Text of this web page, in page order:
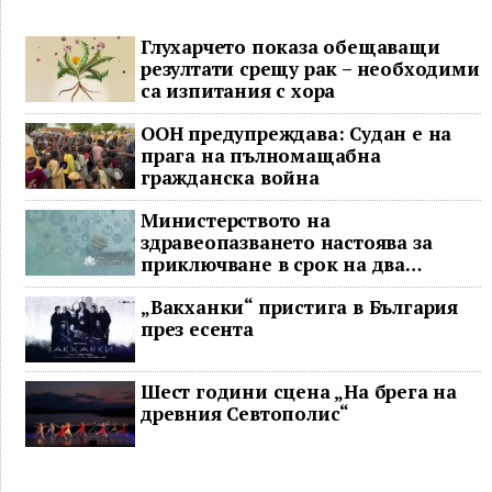
Глухарчето показа обещаващи
резултати срещу рак – необходими
са изпитания с хора
ООН предупреждава: Судан е на
прага на пълномащабна
гражданска война
Министерството на
здравеопазването настоява за
приключване в срок на два
ключови строителни проекта
„Вакханки“ пристига в България
през есента
Шест години сцена „На брега на
древния Севтополис“